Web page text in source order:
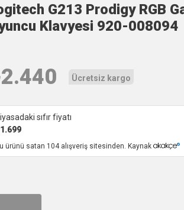
G213 Prodigy RGB
Klavyesi 920-008094
2.440 Ücretsiz kargo
sıfır fiyatı
1.699
ürünü satan 104 alışveriş sitesinden. Kaynak